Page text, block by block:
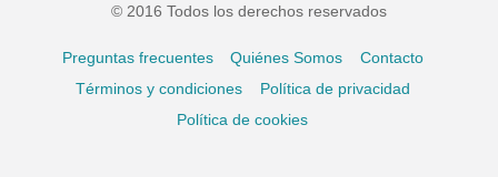
© 2016 Todos los derechos reservados
Preguntas frecuentes Quiénes Somos
Contacto
Términos y condiciones
Política de privacidad
Política de cookies